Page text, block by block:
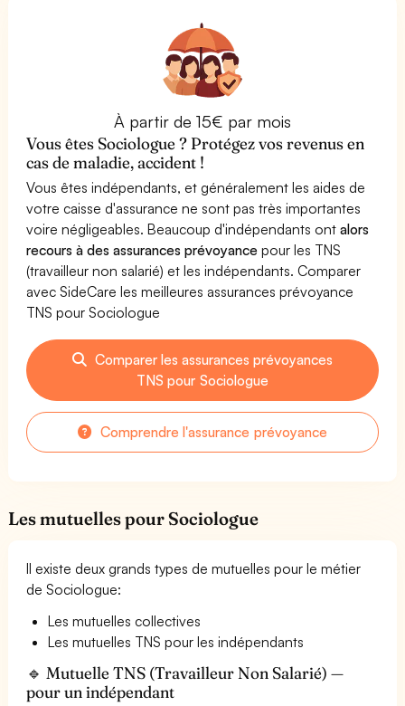
À partir de 15€ par mois
Vous êtes Sociologue ? Protégez vos revenus en
cas de maladie, accident !
Vous êtes indépendants, et généralement les aides de
votre caisse d'assurance ne sont pas très importantes
voire négligeables. Beaucoup d'indépendants ontalors
recours à des assurances prévoyance pour les TNS
(travailleur non salarié) et les indépendants. Comparer
avec SideCare les meilleures assurances prévoyance
TNS pour Sociologue
Comparer les assurances prévoyances
TNS pour Sociologue
Comprendre l'assurance prévoyance
Les mutuelles pour Sociologue
Il existe deux grands types de mutuelles pour le métier
de Sociologue:
Les mutuelles collectives
Les mutuelles TNS pour les indépendants
🔹 Mutuelle TNS (Travailleur Non Salarié) —
pour un indépendant